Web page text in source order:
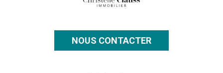
NOUS CONTACTER